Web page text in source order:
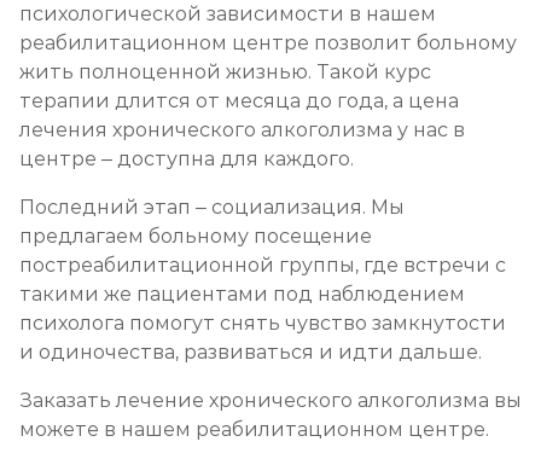
психологической зависимости в нашем
реабилитационном центре позволит больному
жить полноценной жизнью. Такой курс
терапии длится от месяца до года, а цена
лечения хронического алкоголизма у нас в
центре – доступна для каждого.
Последний этап – социализация. Мы
предлагаем больному посещение
постреабилитационной группы, где встречи с
такими же пациентами под наблюдением
психолога помогут снять чувство замкнутости
и одиночества, развиваться и идти дальше.
Заказать лечение хронического алкоголизма вы
можете в нашем реабилитационном центре.